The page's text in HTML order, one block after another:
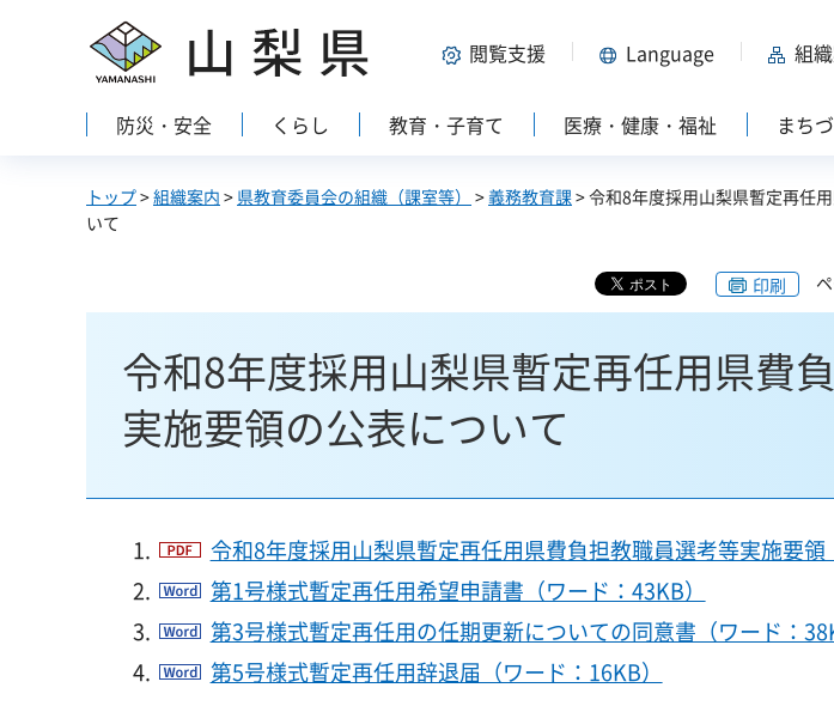
山梨県 閲覧支援 Language 組
防災・安全 くらし 教育・子育て 医療・健康・福祉 まち
トップ>組織案内 > 県教育委員会の組織（課室等） >義務教育課> 令和8年度採用山梨県暫定再任
いて
印刷
令和8年度採用山梨県暫定再任用県費
実施要領の公表について
令和8年度採用山梨県暫定再任用県費負担教職員選考等実施要領
第1号様式暫定再任用希望申請書（ワード：43KB）
第3号様式暫定再任用の任期更新についての同意書（ワード：
第5号様式暫定再任用辞退届（ワード：16KB）